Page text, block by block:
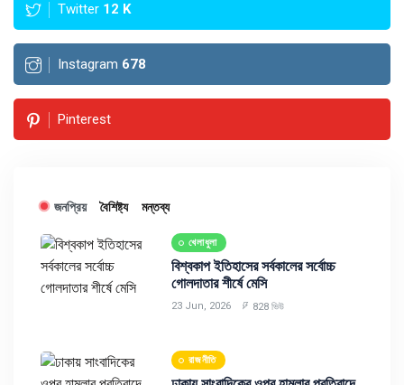
Twitter 12 K
Instagram 678
Pinterest
জনপ্রিয় বৈশিষ্ট্য মন্তব্য
খেলাধুলা
বিশ্বকাপ ইতিহাসের সর্বকালের সর্বোচ্চ
গোলদাতার শীর্ষে মেসি
23 Jun, 2026 828 ভিউ
রাজনীতি